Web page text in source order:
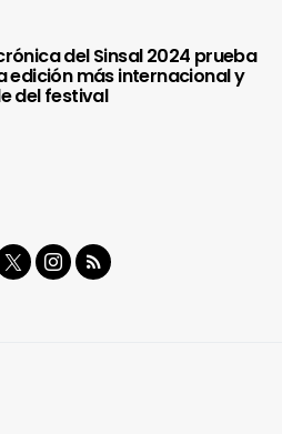
del Sinsal 2024 prueba
edición más internacional y
del festival